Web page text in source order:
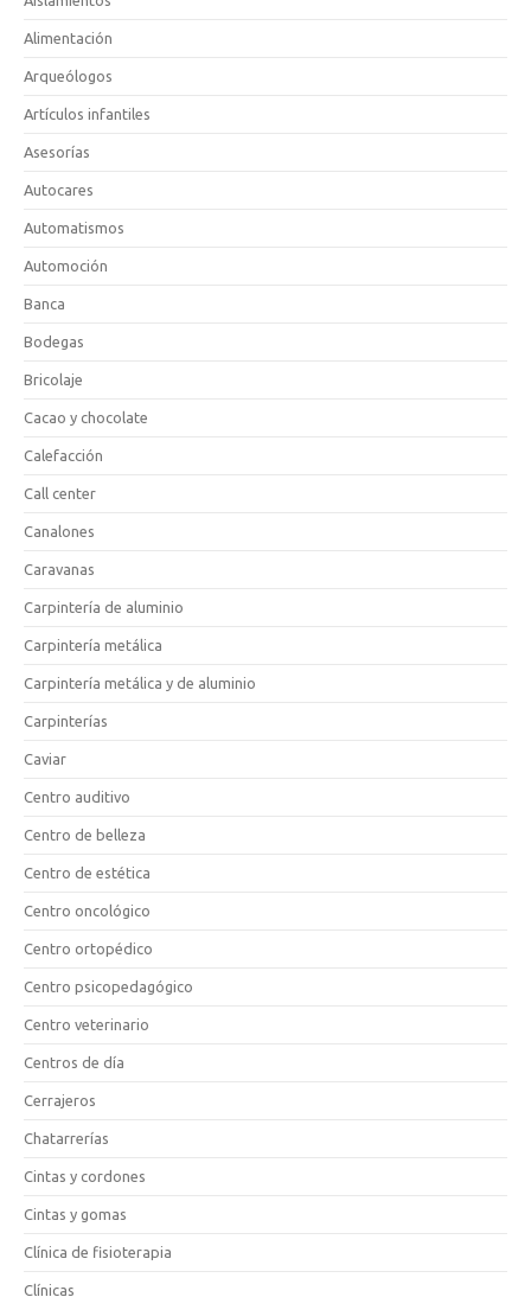
Alimentación
Arqueólogos
Artículos infantiles
Asesorías
Autocares
Automatismos
Automoción
Banca
Bodegas
Bricolaje
Cacao y chocolate
Calefacción
Call center
Canalones
Caravanas
Carpintería de aluminio
Carpintería metálica
Carpintería metálica y de aluminio
Carpinterías
Caviar
Centro auditivo
Centro de belleza
Centro de estética
Centro oncológico
Centro ortopédico
Centro psicopedagógico
Centro veterinario
Centros de día
Cerrajeros
Chatarrerías
Cintas y cordones
Cintas y gomas
Clínica de fisioterapia
Clínicas